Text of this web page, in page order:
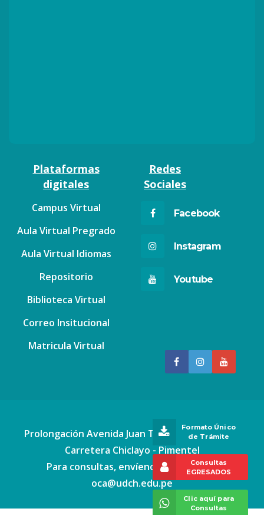
Formato Único
de Trámite
Consultas
EGRESADOS
Clic aquí para
Consultas
Plataformas
digitales
Campus Virtual
Aula Virtual Pregrado
Aula Virtual Idiomas
Repositorio
Biblioteca Virtual
Correo Insitucional
Matricula Virtual
Redes
Sociales
Facebook
Instagram
Youtube
Prolongación Avenida Juan Tomis Stack Nº 2777
Carretera Chiclayo - Pimentel
Para consultas, envíenos un correo a:
oca@udch.edu.pe